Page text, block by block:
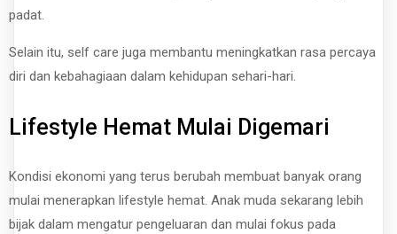
padat.
Selain itu, self care juga membantu meningkatkan rasa percaya
diri dan kebahagiaan dalam kehidupan sehari-hari.
Lifestyle Hemat Mulai Digemari
Kondisi ekonomi yang terus berubah membuat banyak orang
mulai menerapkan lifestyle hemat. Anak muda sekarang lebih
bijak dalam mengatur pengeluaran dan mulai fokus pada